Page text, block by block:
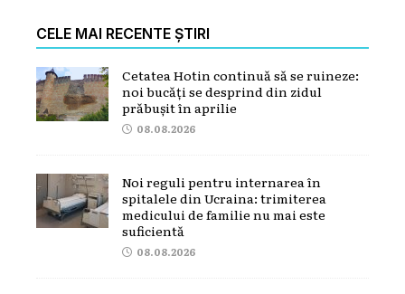
CELE MAI RECENTE ȘTIRI
Cetatea Hotin continuă să se ruineze:
noi bucăți se desprind din zidul
prăbușit în aprilie
08.08.2026
Noi reguli pentru internarea în
spitalele din Ucraina: trimiterea
medicului de familie nu mai este
suficientă
08.08.2026